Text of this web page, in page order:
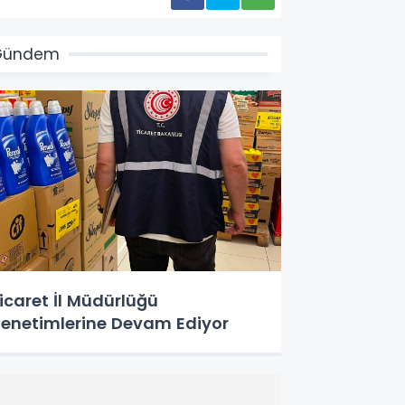
İl Müdürlüğü
Devam Ediyor